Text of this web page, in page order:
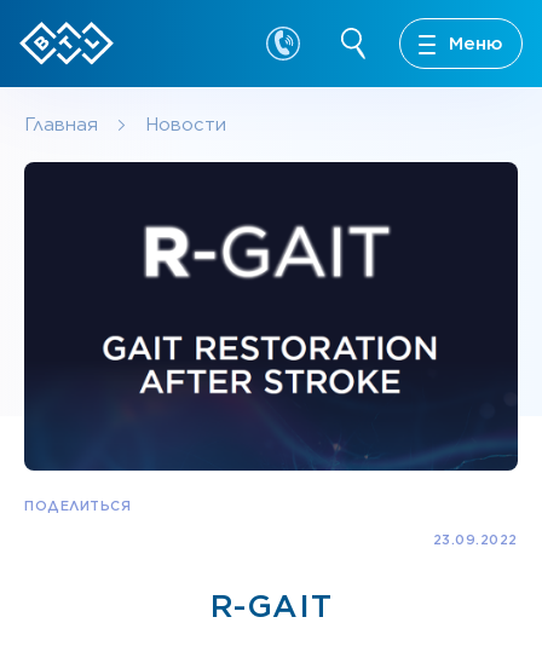
Меню
Главная Новости
ПОДЕЛИТЬСЯ
23.09.2022
R-GAIT